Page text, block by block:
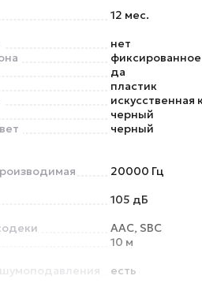
12 мес.
нет
фиксированное
да
пластик
искусственная
черный
черный
20000 Гц
105 дБ
AAC, SBC
10 м
есть